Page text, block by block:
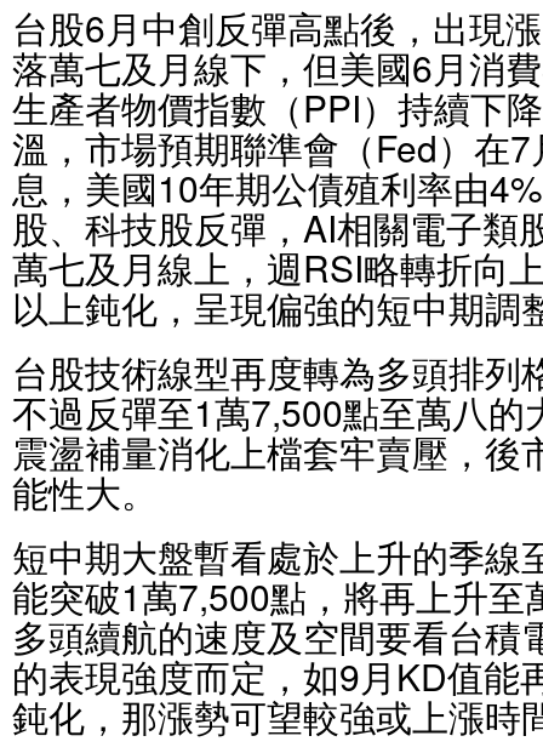
台股6月中創反彈高點後，出現
落萬七及月線下，但美國6月消
生產者物價指數（PPI）持續下
溫，市場預期聯準會（Fed）在
息，美國10年期公債殖利率由
股、科技股反彈，AI相關電子類
萬七及月線上，週RSI略轉折向
以上鈍化，呈現偏強的短中期調
台股技術線型再度轉為多頭排列
不過反彈至1萬7,500點至萬八的
震盪補量消化上檔套牢賣壓，後
能性大。
短中期大盤暫看處於上升的季線
能突破1萬7,500點，將再上升至
多頭續航的速度及空間要看台積
的表現強度而定，如9月KD值能
鈍化，那漲勢可望較強或上漲時